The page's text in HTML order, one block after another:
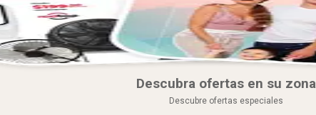
Descubra ofertas en su zona
Descubre ofertas especiales